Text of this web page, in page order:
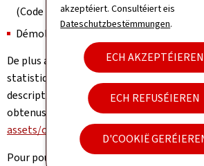
akzeptéiert. Consultéiert eis
Dateschutzbestëmmungen.
ECH AKZEPTÉIEREN
ECH REFUSÉIEREN
D'COOKIË
(Code NACE 41.200)
Démolition et préparation de sites (Code
De plus amples renseignements relatifs
statistique des activités économiques
description détaillée des différentes
obtenus en suivant le lienhttps://
assets/catalogue-publications/nace/
Pour pouvoir solliciter le chômage partiel